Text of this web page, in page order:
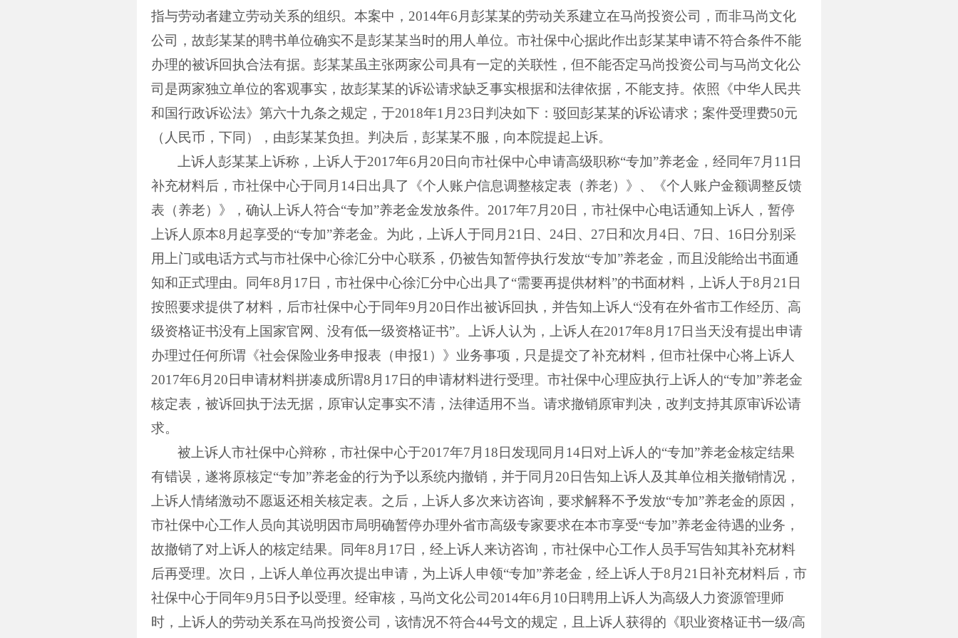
指与劳动者建立劳动关系的组织。本案中， 2014年6 月彭某某的劳动关系建立在马尚投资公司，而非马尚文化
公司，故彭某某的聘书单位确实不是彭某某当时的用人单位。市社保中心据此作出彭某某申请不符合条件不能
办理的被诉回执合法有据。彭某某虽主张两家公司具有一定的关联性，但不能否定马尚投资公司与马尚文化公
司是两家独立单位的客观事实，故彭某某的诉讼请求缺乏事实根据和法律依据，不能支持。依照《中华人民共
和国行政诉讼法》第六十九条之规定，于2018年1 月 23 日判决如下：驳回彭某某的诉讼请求；案件受理费50元
（人民币，下同），由彭某某负担。判决后，彭某某不服，向本院提起上诉。
上诉人彭某某上诉称，上诉人于2017年6 月 20 日向市社保中心申请高级职称“专加”养老金，经同年7 月 11 日
补充材料后，市社保中心于同月 14日出具了《个人账户信息调整核定表（养老）》、《个人账户金额调整反馈
表（养老）》，确认上诉人符合“专加”养老金发放条件。 2017年7 月 20 日，市社保中心电话通知上诉人，暂停
上诉人原本8 月起享受的“专加”养老金。为此，上诉人于同月 21 日、 24日、 27 日和次月 4日、 7 日、 16 日分别采
用上门或电话方式与市社保中心徐汇分中心联系，仍被告知暂停执行发放“专加”养老金，而且没能给出书面通
知和正式理由。同年8 月 17 日，市社保中心徐汇分中心出具了“需要再提供材料”的书面材料，上诉人于8 月 21 日
按照要求提供了材料，后市社保中心于同年9 月 20 日作出被诉回执，并告知上诉人“没有在外省市工作经历、高
级资格证书没有上国家官网、没有低一级资格证书”。上诉人认为，上诉人在2017年8 月 17 日当天没有提出申请
办理过任何所谓《社会保险业务申报表（申报1 ）》业务事项，只是提交了补充材料，但市社保中心将上诉人
2017年6 月 20 日申请材料拼凑成所谓8 月 17 日的申请材料进行受理。市社保中心理应执行上诉人的“专加”养老金
核定表，被诉回执于法无据，原审认定事实不清，法律适用不当。请求撤销原审判决，改判支持其原审诉讼请
求。
被上诉人市社保中心辩称，市社保中心于2017年7 月 18 日发现同月 14日对上诉人的“专加”养老金核定结果
有错误，遂将原核定“专加”养老金的行为予以系统内撤销，并于同月 20 日告知上诉人及其单位相关撤销情况，
上诉人情绪激动不愿返还相关核定表。之后，上诉人多次来访咨询，要求解释不予发放“专加”养老金的原因，
市社保中心工作人员向其说明因市局明确暂停办理外省市高级专家要求在本市享受“专加”养老金待遇的业务，
故撤销了对上诉人的核定结果。同年8 月 17 日，经上诉人来访咨询，市社保中心工作人员手写告知其补充材料
后再受理。次日，上诉人单位再次提出申请，为上诉人申领“专加”养老金，经上诉人于8 月 21 日补充材料后，市
社保中心于同年9 月 5 日予以受理。经审核，马尚文化公司 2014年6 月 10 日聘用上诉人为高级人力资源管理师
时，上诉人的劳动关系在马尚投资公司，该情况不符合44号文的规定，且上诉人获得的《职业资格证书一级/高